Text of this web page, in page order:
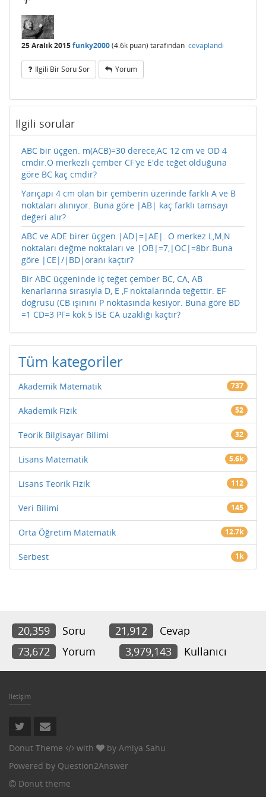
25 Aralık 2015funky2000(4.6k puan) tarafından cevaplandı
Ilgili Bir Soru Sor Yorum
İlgili sorular
ABC bir üçgen. m(ACB)=30 derece,AC 12 cm ve OD 4
cmdir.O merkezli çember CF'ye E'de teğet olduğuna
göre BC kaç cmdir?
Yarıçapı 4 cm olan bir çemberin üzerinde farklı A ve B
noktaları alınıyor. Buna göre |AB| kaç farklı tamsayı
değeri alır?
ABC ve ADE birer üçgen.|AD|=|AE|. O merkez L,M,N
noktaları değme noktaları ve |OB|=7,|OC|=8br.Buna
göre |CE|/|BD|oranı kaçtır?
Bir ABC üçgeninde iç teğet çember BC, CA, AB
kenarlarına sırasıyla D, E ,F noktalarında teğettir. EF
doğrusu (CB ışınını P noktasında kesiyor. Buna göre BD
=1 CD=3 PF= kök 5 İSE CA uzaklığı kaçtır?
Tüm kategoriler
Akademik Matematik 737
Akademik Fizik 52
Teorik Bilgisayar Bilimi 32
Lisans Matematik 5.6k
Lisans Teorik Fizik 112
Veri Bilimi 145
Orta Öğretim Matematik 12.7k
Serbest 1k
20,359 Soru 21,912
Cevap
73,672
Yorum 3,979,143 Kullanıcı
İletişim
Donut Theme with by Amiya Sahu
Powered by Question2Answer
Donut theme